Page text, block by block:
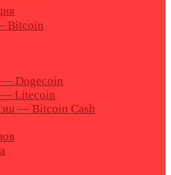
Bitcoin
— Dogecoin
— Litecoin
— Bitcoin Cash